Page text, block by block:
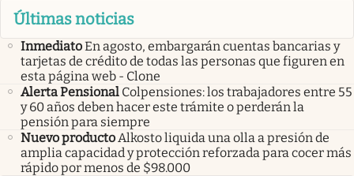
Últimas noticias
InmediatoEn agosto, embargarán cuentas bancarias y
tarjetas de crédito de todas las personas que figuren en
esta página web - Clone
Alerta Pensional Colpensiones: los trabajadores entre 55
y 60 años deben hacer este trámite o perderán la
pensión para siempre
Nuevo productoAlkosto liquida una olla a presión de
amplia capacidad y protección reforzada para cocer más
rápido por menos de $98.000